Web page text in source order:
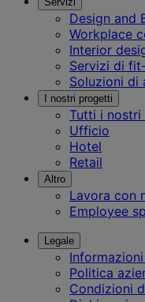
Design and
Workplace
Interior
Servizi di
Soluzioni di
I nostri progetti
Tutti i nostri
Ufficio
Hotel
Retail
Altro
Lavora con
Employee
Legale
Politica
Condizioni